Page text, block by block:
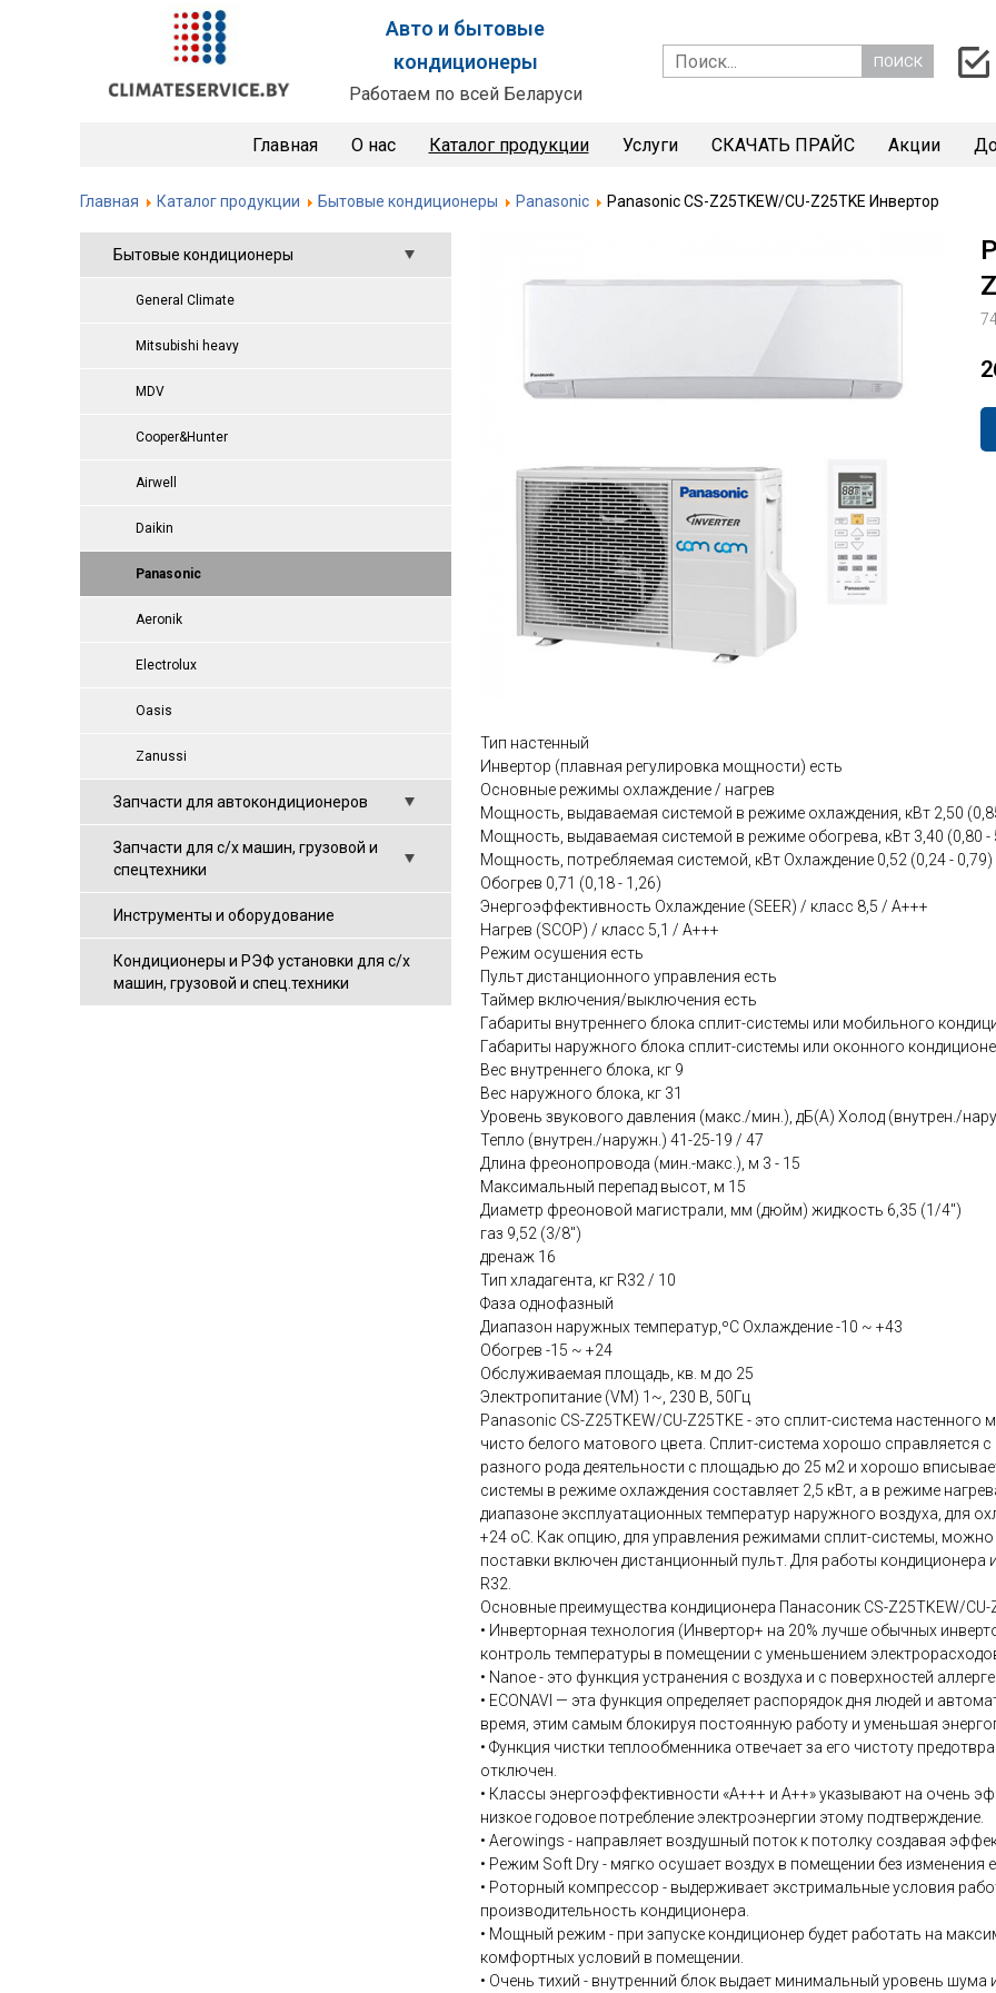
Авто и бытовые
кондиционеры
Работаем по всей Беларуси
Главная О нас Каталог продукции Услуги СКАЧАТЬ ПРАЙС Акции
Главная Каталог продукции Бытовые кондиционеры Panasonic Panasonic CS-Z25TKEW/CU-Z25TKE Инвертор
Бытовые кондиционеры
General Climate
Mitsubishi heavy
MDV
Cooper&Hunter
Airwell
Daikin
Panasonic
Aeronik
Electrolux
Oasis
Zanussi
Запчасти для автокондиционеров
Запчасти для с/х машин, грузовой и
спецтехники
Инструменты и оборудование
Кондиционеры и РЭФ установки для с/х
машин, грузовой и спец.техники
Тип настенный
Инвертор (плавная регулировка мощности) есть
Основные режимы охлаждение / нагрев
Мощность, выдаваемая системой в режиме охлаждения, кВт 2,50
Мощность, выдаваемая системой в режиме обогрева, кВт 3,40 (0,80 -
Мощность, потребляемая системой, кВт Охлаждение 0,52 (0,24 - 0,79)
Обогрев 0,71 (0,18 - 1,26)
Энергоэффективность Охлаждение (SEER) / класс 8,5 / А+++
Нагрев (SCOP) / класс 5,1 / A+++
Режим осушения есть
Пульт дистанционного управления есть
Таймер включения/выключения есть
Габариты внутреннего блока сплит-системы или мобильного
Габариты наружного блока сплит-системы или оконного
Вес внутреннего блока, кг 9
Вес наружного блока, кг 31
Уровень звукового давления (макс./мин.), дБ(А) Холод (внутрен./
Тепло (внутрен./наружн.) 41-25-19 / 47
Длина фреонопровода (мин.-макс.), м 3 - 15
Максимальный перепад высот, м 15
Диаметр фреоновой магистрали, мм (дюйм) жидкость 6,35 (1/4")
газ 9,52 (3/8")
дренаж 16
Тип хладагента, кг R32 / 10
Фаза однофазный
Диапазон наружных температур,ºС Охлаждение -10 ~ +43
Обогрев -15 ~ +24
Обслуживаемая площадь, кв. м до 25
Электропитание (VM) 1~, 230 В, 50Гц
Panasonic CS-Z25TKEW/CU-Z25TKE - это сплит-система
чисто белого матового цвета. Сплит-система хорошо справляется
разного рода деятельности с площадью до 25 м2 и хорошо
системы в режиме охлаждения составляет 2,5 кВт, а в режиме
диапазоне эксплуатационных температур наружного воздуха, для
+24 oС. Как опцию, для управления режимами сплит-системы, можно
поставки включен дистанционный пульт. Для работы
R32.
Основные преимущества кондиционера Панасоник CS-Z25TKEW/CU-
• Инверторная технология (Инвертор+ на 20% лучше обычных
контроль температуры в помещении с уменьшением
• Nanoe - это функция устранения с воздуха и с поверхностей
• ECONAVI — эта функция определяет распорядок дня людей и
время, этим самым блокируя постоянную работу и уменьшая
• Функция чистки теплообменника отвечает за его чистоту
отключен.
• Классы энергоэффективности «А+++ и А++» указывают на очень
низкое годовое потребление электроэнергии этому подтверждение.
• Aerowings - направляет воздушный поток к потолку создавая
• Режим Soft Dry - мягко осушает воздух в помещении без изменения
• Роторный компрессор - выдерживает экстримальные условия
производительность кондиционера.
• Мощный режим - при запуске кондиционер будет работать на
комфортных условий в помещении.
• Очень тихий - внутренний блок выдает минимальный уровень